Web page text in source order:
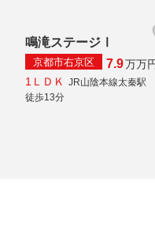
鳴滝ステージⅠ
京都市右京区 7.9万万
1ＬＤＫ
JR山陰本線太秦駅
徒歩13分